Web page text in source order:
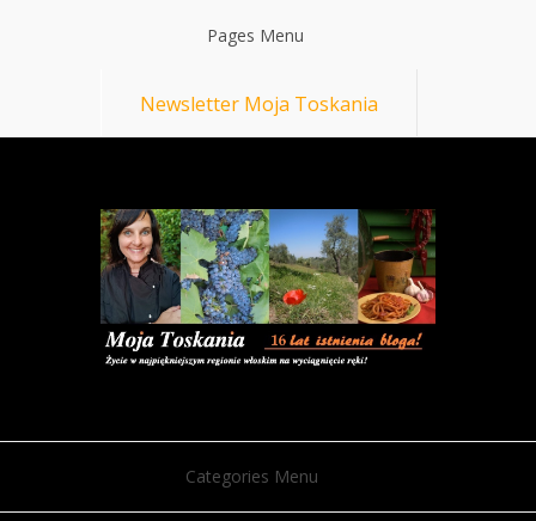
Pages Menu
Newsletter Moja Toskania
Categories Menu